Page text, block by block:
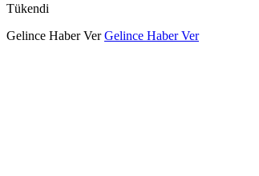
Tükendi
Gelince Haber Ver Gelince Haber Ver